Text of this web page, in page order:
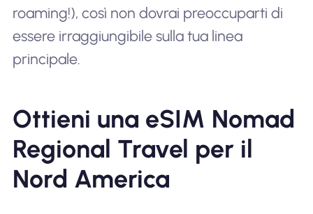
roaming!), così non dovrai preoccuparti di
essere irraggiungibile sulla tua linea
principale.
Ottieni una eSIM Nomad
Regional Travel per il
Nord America